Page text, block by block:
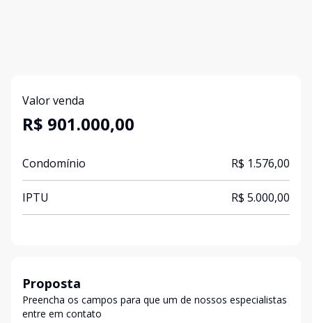
Valor venda
R$ 901.000,00
Condomínio R$ 1.576,00
IPTU R$ 5.000,00
Proposta
Preencha os campos para que um de nossos especialistas
entre em contato